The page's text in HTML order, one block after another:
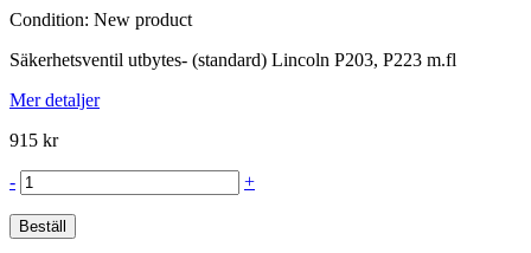
Condition: New product
Säkerhetsventil utbytes- (standard) Lincoln P203, P223 m.fl
Mer detaljer
915 kr
- +
Beställ